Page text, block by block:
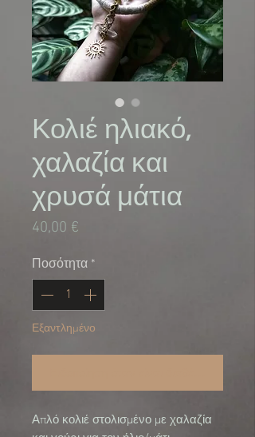
Κολιέ ηλιακό,
χαλαζία και
χρυσά μάτια
40,00 €
Ποσότητα *
Εξαντλημένο
Απλό κολιέ στολισμένο με χαλαζία